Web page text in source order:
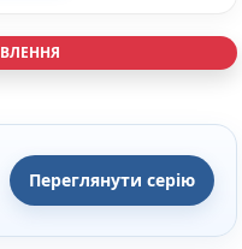
Переглянути серію